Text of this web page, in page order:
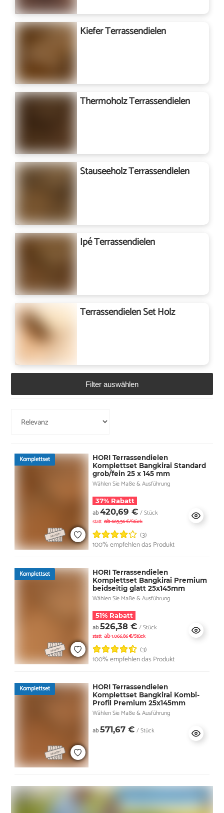
Kiefer Terrassendielen
Thermoholz Terrassendielen
Stauseeholz Terrassendielen
Ipé Terrassendielen
Terrassendielen Set Holz
Filter auswählen
Komplettset
HORI Terrassendielen
Komplettset Bangkirai Standard
grob/fein 25 x 145 mm
Wählen Sie Maße & Ausführung
37% Rabatt
ab420,69 € / Stück
statt ab665,56 €/Stück
(3)
100% empfehlen das Produkt
Komplettset
HORI Terrassendielen
Komplettset Bangkirai Premium
beidseitig glatt 25x145mm
Wählen Sie Maße & Ausführung
51% Rabatt
ab526,38 € / Stück
statt ab1.066,86 €/Stück
(3)
100% empfehlen das Produkt
Komplettset
HORI Terrassendielen
Komplettset Bangkirai Kombi-
Profil Premium 25x145mm
Wählen Sie Maße & Ausführung
ab571,67 € / Stück